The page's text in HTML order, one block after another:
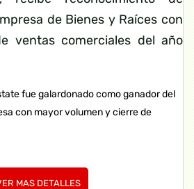
de Bienes y Raíces con
ventas comerciales del año
fue galardonado como ganador del
con mayor volumen y cierre de
MAS DETALLES